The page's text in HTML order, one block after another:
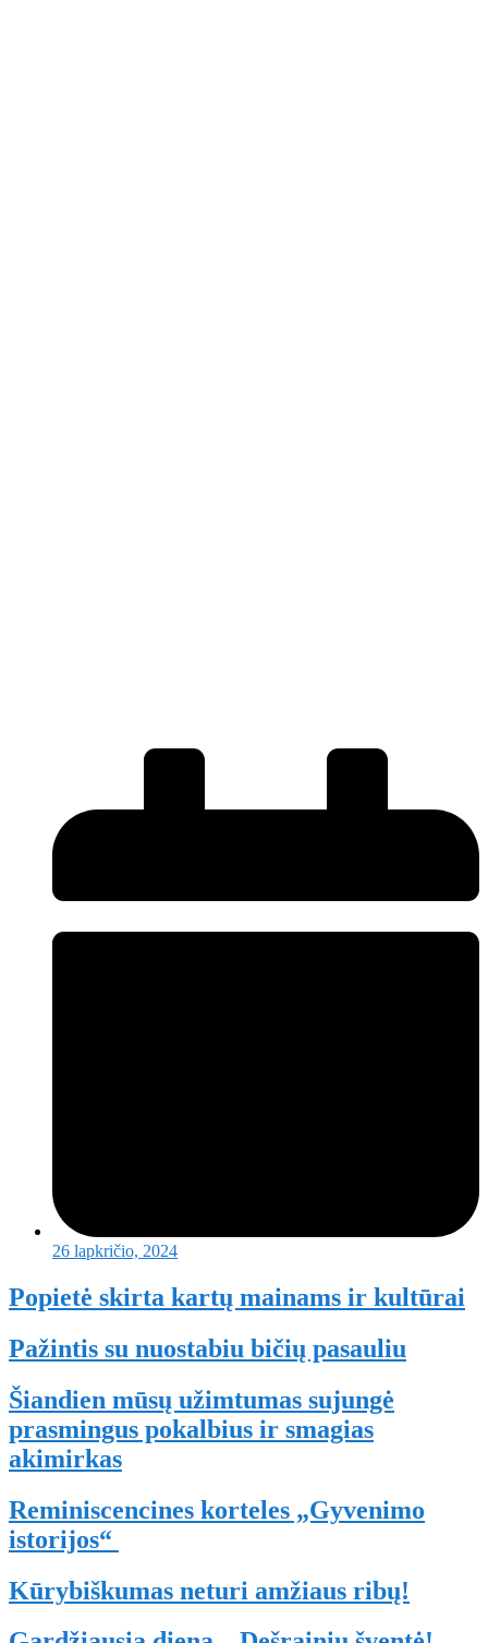
26 lapkričio, 2024
Popietė skirta kartų mainams ir kultūrai
Pažintis su nuostabiu bičių pasauliu
Šiandien mūsų užimtumas sujungė
prasmingus pokalbius ir smagias
akimirkas
Reminiscencines korteles „Gyvenimo
istorijos“
Kūrybiškumas neturi amžiaus ribų!